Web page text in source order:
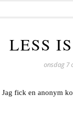
LESS
onsdag 7
fick en anonym